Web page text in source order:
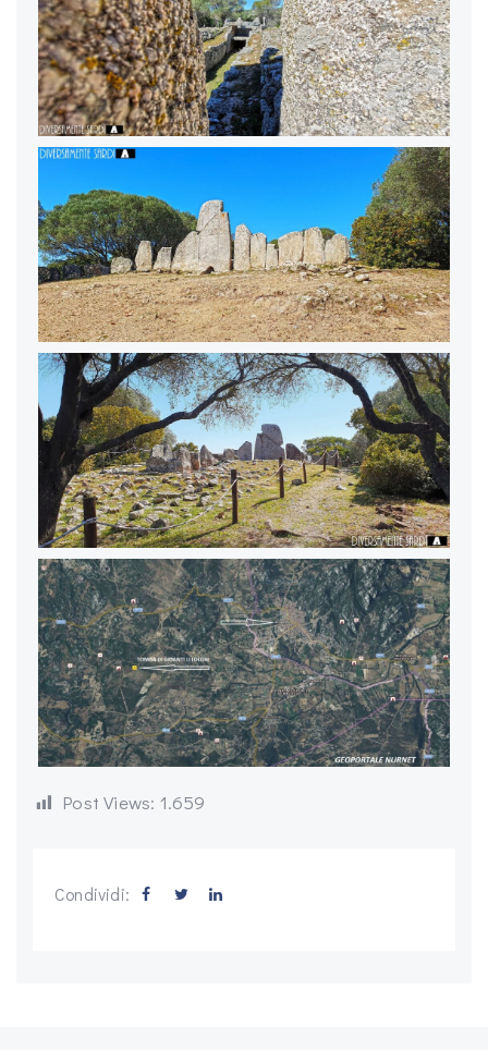
Post Views: 1.659
Condividi: